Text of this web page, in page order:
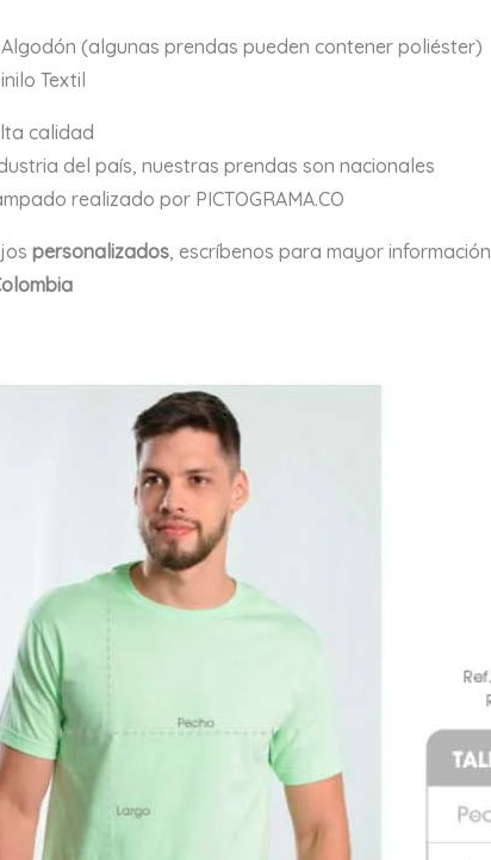
Algodón (algunas prendas pueden contener poliéster)
Textil
calidad
del país, nuestras prendas son nacionales
realizado por PICTOGRAMA.CO
personalizados, escríbenos para mayor información